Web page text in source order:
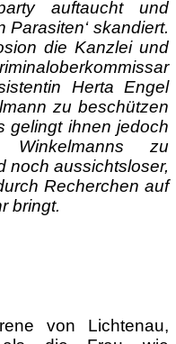
auftaucht und
Parasiten‘ skandiert.
die Kanzlei und
Herta Engel
zu beschützen
gelingt ihnen jedoch
zu
noch aussichtsloser,
Recherchen auf
bringt.
von Lichtenau,